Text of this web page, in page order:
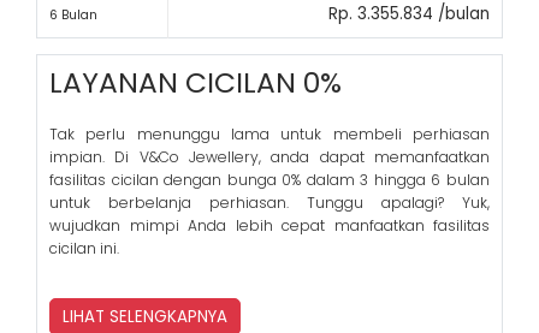
6 Bulan Rp. 3.355.834 /bulan
LAYANAN CICILAN 0%
Tak perlu menunggu lama untuk membeli perhiasan
impian. Di V&Co Jewellery, anda dapat memanfaatkan
fasilitas cicilan dengan bunga 0% dalam 3 hingga 6 bulan
untuk berbelanja perhiasan. Tunggu apalagi? Yuk,
wujudkan mimpi Anda lebih cepat manfaatkan fasilitas
cicilan ini.
LIHAT SELENGKAPNYA